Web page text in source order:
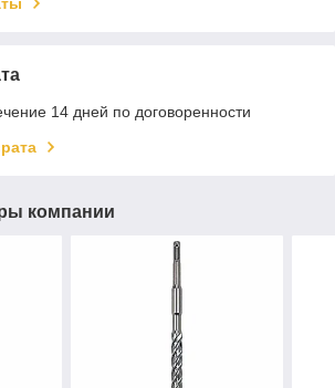
14 дней по договоренности
компании